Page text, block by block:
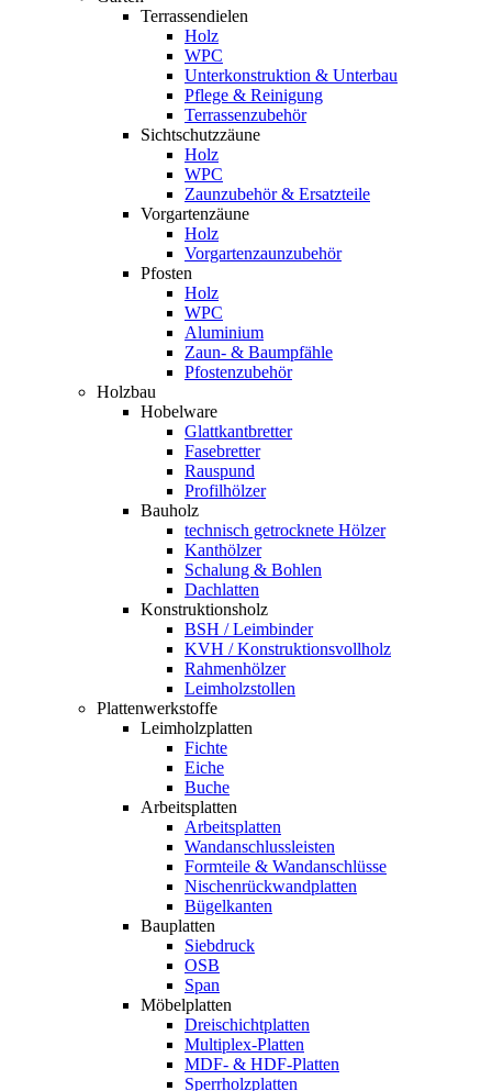
Terrassendielen
Holz
WPC
Unterkonstruktion & Unterbau
Pflege & Reinigung
Terrassenzubehör
Sichtschutzzäune
Holz
WPC
Zaunzubehör & Ersatzteile
Vorgartenzäune
Holz
Vorgartenzaunzubehör
Pfosten
Holz
WPC
Aluminium
Zaun- & Baumpfähle
Pfostenzubehör
Holzbau
Hobelware
Glattkantbretter
Fasebretter
Rauspund
Profilhölzer
Bauholz
technisch getrocknete Hölzer
Kanthölzer
Schalung & Bohlen
Dachlatten
Konstruktionsholz
BSH / Leimbinder
KVH / Konstruktionsvollholz
Rahmenhölzer
Leimholzstollen
Plattenwerkstoffe
Leimholzplatten
Fichte
Eiche
Buche
Arbeitsplatten
Arbeitsplatten
Wandanschlussleisten
Formteile & Wandanschlüsse
Nischenrückwandplatten
Bügelkanten
Bauplatten
Siebdruck
OSB
Span
Möbelplatten
Dreischichtplatten
Multiplex-Platten
MDF- & HDF-Platten
Sperrholzplatten